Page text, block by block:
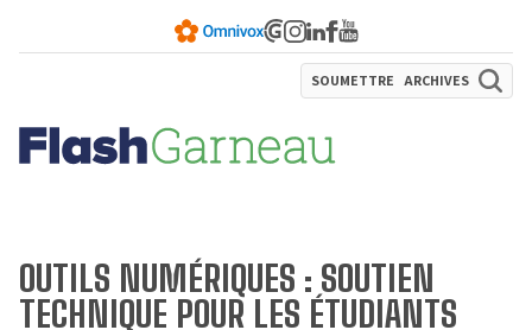
SOUMETTRE ARCHIVES
OUTILS NUMÉRIQUES : SOUTIEN
TECHNIQUE POUR LES ÉTUDIANTS